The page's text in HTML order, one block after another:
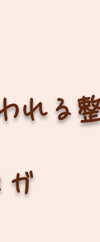
れる
ガ